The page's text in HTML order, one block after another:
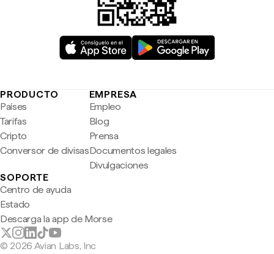
PRODUCTO
Países
Tarifas
Cripto
Conversor de divisas
EMPRESA
Empleo
Blog
Prensa
Documentos legales
Divulgaciones
SOPORTE
Centro de ayuda
Estado
Descarga la app de Morse
© 2026 Avian Labs, Inc